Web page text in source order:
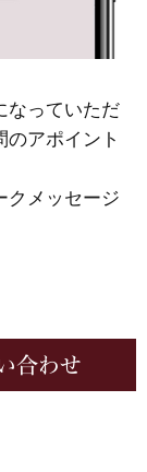
なっていただ
のアポイント
クメッセージ
合わせ